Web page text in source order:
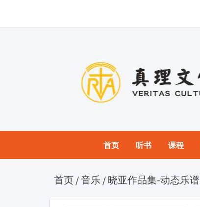
首页 听书 课程
首页 /音乐 / 晓亚作品集-动态乐谱